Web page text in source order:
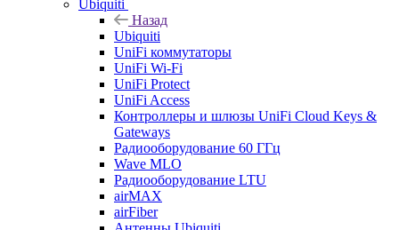
Ubiquiti
Назад
Ubiquiti
UniFi коммутаторы
UniFi Wi-Fi
UniFi Protect
UniFi Access
Контроллеры и шлюзы UniFi Cloud Keys &
Gateways
Радиооборудование 60 ГГц
Wave MLO
Радиооборудование LTU
airMAX
airFiber